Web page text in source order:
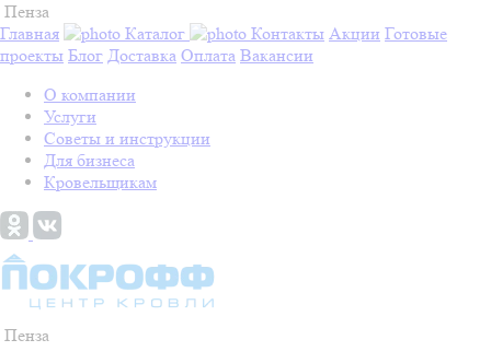
Пенза
Главная
Каталог Контакты Акции Готовые
проекты Блог Доставка Оплата Вакансии
О компании
Услуги
Советы и инструкции
Для бизнеса
Кровельщикам
Пенза